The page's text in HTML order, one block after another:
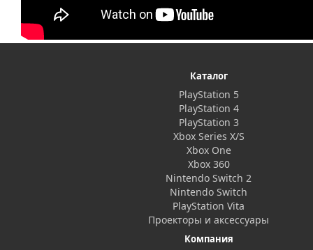
Каталог
PlayStation 5
PlayStation 4
PlayStation 3
Xbox Series X/S
Xbox One
Xbox 360
Nintendo Switch 2
Nintendo Switch
PlayStation Vita
Проекторы и аксессуары
Компания